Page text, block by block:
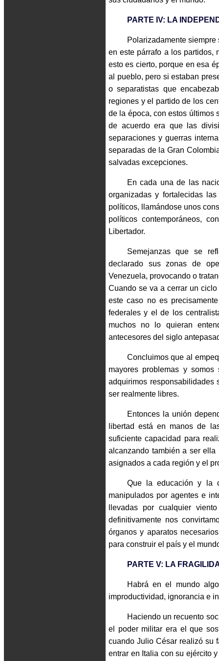
PARTE IV: LA
Polarizadamente
en este párrafo a los partidos,
esto es cierto, porque en esa
al pueblo, pero si estaban
o separatistas que
regiones y el partido de los
de la época, con estos últimos
de acuerdo era que las
separaciones y guerras
separadas de la Gran
salvadas excepciones.
En cada una de las
organizadas y fortalecidas
políticos, llamándose unos
políticos contemporáneos,
Libertador.
Semejanzas que se
declarado sus zonas de
Venezuela, provocando o
Cuando se va a cerrar un
este caso no es
federales y el de los
muchos no lo quieran
antecesores del siglo
Concluimos que al
mayores problemas y
adquirimos responsabilidades
ser realmente libres.
Entonces la unión
libertad está en manos de
suficiente capacidad para
alcanzando también a ser
asignados a cada región y el
Que la educación y la
manipulados por agentes e
llevadas por cualquier
definitivamente nos
órganos y aparatos
para construir el país y el
PARTE V: LA
Habrá en el mundo
improductividad, ignorancia e
Haciendo un recuento
el poder militar era el que
cuando Julio César realizó su
entrar en Italia con su ejército